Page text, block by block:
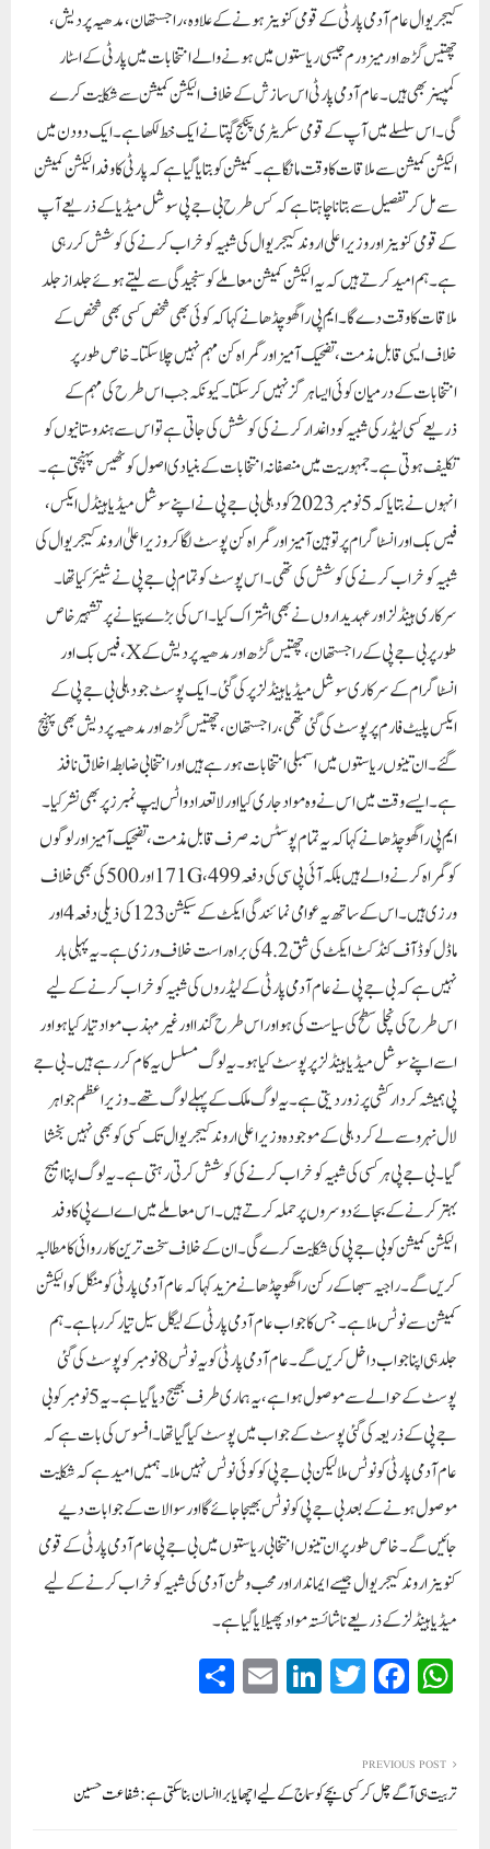
کیجریوال عام آدمی پارٹی کے قومی کنوینر ہونے کے علاوہ، راجستھان، مدھیہ پردیش،
چھتیس گڑھ اور میزورم جیسی ریاستوں میں ہونے والے انتخابات میں پارٹی کے اسٹار
کمپینر بھی ہیں۔ عام آدمی پارٹی اس سازش کے خلاف الیکشن کمیشن سے شکایت کرے
گی۔ اس سلسلے میں آپ کے قومی سکریٹری پنکج گپتا نے ایک خط لکھا ہے۔ایک دو دن میں
الیکشن کمیشن سے ملاقات کا وقت مانگا ہے۔ کمیشن کو بتایا گیا ہے کہ پارٹی کا وفد الیکشن کمیشن
سے مل کر تفصیل سے بتانا چاہتا ہے کہ کس طرح بی جے پی سوشل میڈیا کے ذریعے آپ
کے قومی کنوینر اور وزیر اعلی اروند کیجریوال کی شبیہ کو خراب کرنے کی کوشش کر رہی
ہے۔ ہم امید کرتے ہیں کہ یہ الیکشن کمیشن معاملے کو سنجیدگی سے لیتے ہوئے جلد از جلد
ملاقات کا وقت دے گا۔ایم پی راگھو چڈھا نے کہا کہ کوئی بھی شخص کسی بھی شخص کے
خلاف ایسی قابل مذمت، تضحیک آمیز اور گمراہ کن مہم نہیں چلا سکتا۔ خاص طور پر
انتخابات کے درمیان کوئی ایسا ہرگز نہیں کر سکتا۔ کیونکہ جب اس طرح کی مہم کے
ذریعے کسی لیڈر کی شبیہ کو داغدار کرنے کی کوشش کی جاتی ہے تو اس سے ہندوستانیوں کو
تکلیف ہوتی ہے۔جمہوریت میں منصفانہ انتخابات کے بنیادی اصول کو ٹھیس پہنچتی ہے۔
انہوں نے بتایا کہ 5 نومبر 2023 کو دہلی بی جے پی نے اپنے سوشل میڈیا ہینڈل ایکس،
فیس بک اور انسٹاگرام پر توہین آمیز اور گمراہ کن پوسٹ لگا کر وزیراعلیٰ اروند کیجریوال کی
شبیہ کو خراب کرنے کی کوشش کی تھی۔ اس پوسٹ کو تمام بی جے پی نے شیئر کیا تھا۔
سرکاری ہینڈلز اور عہدیداروں نے بھی اشتراک کیا۔ اس کی بڑے پیمانے پر تشہیر خاص
طور پر بی جے پی کے راجستھان، چھتیس گڑھ اور مدھیہ پردیش کے X، فیس بک اور
انسٹاگرام کے سرکاری سوشل میڈیا ہینڈلز پر کی گئی۔ ایک پوسٹ جو دہلی بی جے پی کے
ایکس پلیٹ فارم پر پوسٹ کی گئی تھی، راجستھان، چھتیس گڑھ اورمدھیہ پردیش بھی پہنچ
گئے۔ ان تینوں ریاستوں میں اسمبلی انتخابات ہو رہے ہیں اور انتخابی ضابطہ اخلاق نافذ
ہے۔ ایسے وقت میں اس نے وہ مواد جاری کیا اور لاتعداد واٹس ایپ نمبرز پر بھی نشر کیا۔
ایم پی راگھو چڈھا نے کہا کہ یہ تمام پوسٹس نہ صرف قابل مذمت، تضحیک آمیز اور لوگوں
کو گمراہ کرنے والے ہیں بلکہ آئی پی سی کی دفعہ 171G، 499 اور 500 کی بھی خلاف
ورزی ہیں۔ اس کے ساتھ یہ عوامی نمائندگی ایکٹ کے سیکشن 123 کی ذیلی دفعہ 4 اور
ماڈل کوڈ آف کنڈکٹ ایکٹ کی شق 4.2 کی براہ راست خلاف ورزی ہے۔یہ پہلی بار
نہیں ہے کہ بی جے پی نے عام آدمی پارٹی کے لیڈروں کی شبیہ کو خراب کرنے کے لیے
اس طرح کی نچلی سطح کی سیاست کی ہو اور اس طرح گندا اور غیر مہذب مواد تیار کیا ہو اور
اسے اپنے سوشل میڈیا ہینڈلز پر پوسٹ کیا ہو۔ یہ لوگ مسلسل یہ کام کر رہے ہیں۔ بی جے
پی ہمیشہ کردار کشی پر زور دیتی ہے۔ یہ لوگ ملک کے پہلے لوگ تھے۔وزیر اعظم جواہر
لال نہرو سے لے کر دہلی کے موجودہ وزیر اعلی اروند کیجریوال تک کسی کو بھی نہیں بخشا
گیا۔ بی جے پی ہر کسی کی شبیہ کو خراب کرنے کی کوشش کرتی رہتی ہے۔ یہ لوگ اپنا امیج
بہتر کرنے کے بجائے دوسروں پر حملہ کرتے ہیں۔ اس معاملے میں اے اے پی کا وفد
الیکشن کمیشن کو بی جے پی کی شکایت کرے گی۔ان کے خلاف سخت ترین کارروائی کا مطالبہ
کریں گے۔ راجیہ سبھا کے رکن راگھو چڈھا نے مزید کہا کہ عام آدمی پارٹی کو منگل کو الیکشن
کمیشن سے نوٹس ملا ہے۔ جس کا جواب عام آدمی پارٹی کے لیگل سیل تیار کر رہا ہے۔ ہم
جلد ہی اپنا جواب داخل کریں گے۔ عام آدمی پارٹی کو یہ نوٹس 8 نومبر کو پوسٹ کی گئی
پوسٹ کے حوالے سے موصول ہوا ہے، یہ ہماری طرف بھیج دیا گیا ہے۔یہ 5 نومبر کو بی
جے پی کے ذریعہ کی گئی پوسٹ کے جواب میں پوسٹ کیا گیا تھا۔ افسوس کی بات ہے کہ
عام آدمی پارٹی کو نوٹس ملا لیکن بی جے پی کو کوئی نوٹس نہیں ملا۔ ہمیں امید ہے کہ شکایت
موصول ہونے کے بعد بی جے پی کو نوٹس بھیجا جائے گا اور سوالات کے جوابات دیے
جائیں گے۔ خاص طور پر ان تینوں انتخابی ریاستوں میں بی جے پی عام آدمی پارٹی کے قومی
کنوینر اروند کیجریوال جیسے ایماندار اور محب وطن آدمی کی شبیہ کو خراب کرنے کے لیے
میڈیا ہینڈلز کے ذریعے ناشائستہ مواد پھیلایا گیا ہے۔
W
ha
A
pp
Fa
ce
ok
T
wi
r
Li
nk
In
E
m
PREVIOUS POST
تربیت ہی آگے چل کر کسی بچے کو سماج کے لیے اچھا یا برا انسان بنا سکتی ہے:شفاعت حسین